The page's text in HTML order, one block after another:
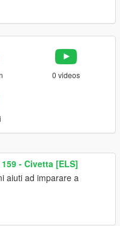
0 videos
- Civetta [ELS]
aiuti ad imparare a